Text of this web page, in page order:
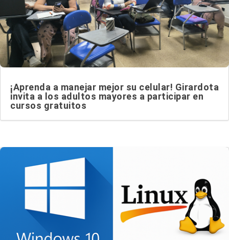
¡Aprenda a manejar mejor su celular! Girardota
invita a los adultos mayores a participar en
cursos gratuitos